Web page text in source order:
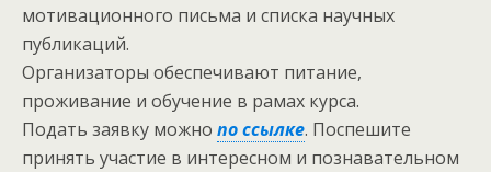
мотивационного письма и списка научных
публикаций.
Организаторы обеспечивают питание,
проживание и обучение в рамах курса.
Подать заявку можно по ссылке. Поспешите
принять участие в интересном и познавательном